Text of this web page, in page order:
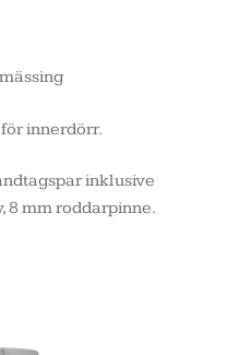
innerdörr.
inklusive
8 mm roddarpinne.